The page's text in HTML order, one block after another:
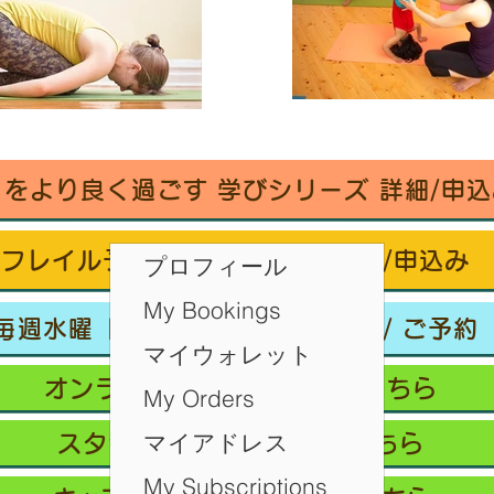
をより良く過ごす 学びシリーズ 詳細/申
フレイル予防ヨガ養成講座・詳細/申込み
週水曜「波音サンライズヨガ」 / ご予約
オンラインクラス/ご予約はこちら
スタジオ予約/体験の方はこちら
プロフィール
My Bookings
マイウォレット
My Orders
マイアドレス
My Subscriptions